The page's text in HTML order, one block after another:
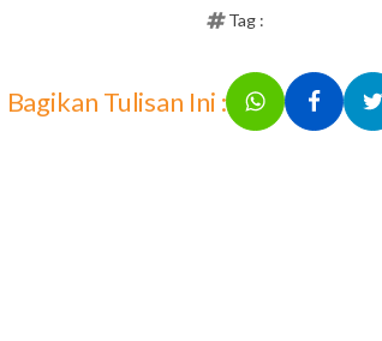
Tag :
Bagikan Tulisan Ini :